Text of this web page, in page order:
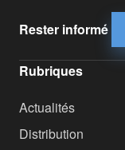
Rester informé
Rubriques
Actualités
Distribution